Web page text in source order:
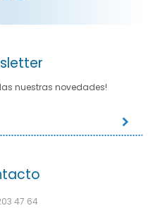
47 64
nuestras novedades!